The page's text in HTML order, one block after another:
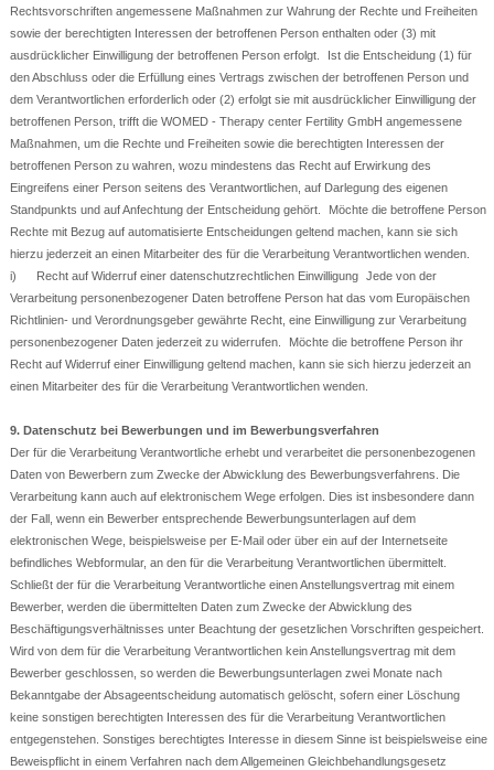
Rechtsvorschriften angemessene Maßnahmen zur Wahrung der Rechte und Freiheiten
sowie der berechtigten Interessen der betroffenen Person enthalten oder (3) mit
ausdrücklicher Einwilligung der betroffenen Person erfolgt. Ist die Entscheidung (1) für
den Abschluss oder die Erfüllung eines Vertrags zwischen der betroffenen Person und
dem Verantwortlichen erforderlich oder (2) erfolgt sie mit ausdrücklicher Einwilligung der
betroffenen Person, trifft die WOMED - Therapy center Fertility GmbH angemessene
Maßnahmen, um die Rechte und Freiheiten sowie die berechtigten Interessen der
betroffenen Person zu wahren, wozu mindestens das Recht auf Erwirkung des
Eingreifens einer Person seitens des Verantwortlichen, auf Darlegung des eigenen
Standpunkts und auf Anfechtung der Entscheidung gehört. Möchte die betroffene Person
Rechte mit Bezug auf automatisierte Entscheidungen geltend machen, kann sie sich
hierzu jederzeit an einen Mitarbeiter des für die Verarbeitung Verantwortlichen wenden.
i) Recht auf Widerruf einer datenschutzrechtlichen Einwilligung Jede von der
Verarbeitung personenbezogener Daten betroffene Person hat das vom Europäischen
Richtlinien- und Verordnungsgeber gewährte Recht, eine Einwilligung zur Verarbeitung
personenbezogener Daten jederzeit zu widerrufen. Möchte die betroffene Person ihr
Recht auf Widerruf einer Einwilligung geltend machen, kann sie sich hierzu jederzeit an
einen Mitarbeiter des für die Verarbeitung Verantwortlichen wenden.
9. Datenschutz bei Bewerbungen und im Bewerbungsverfahren
Der für die Verarbeitung Verantwortliche erhebt und verarbeitet die personenbezogenen
Daten von Bewerbern zum Zwecke der Abwicklung des Bewerbungsverfahrens. Die
Verarbeitung kann auch auf elektronischem Wege erfolgen. Dies ist insbesondere dann
der Fall, wenn ein Bewerber entsprechende Bewerbungsunterlagen auf dem
elektronischen Wege, beispielsweise per E-Mail oder über ein auf der Internetseite
befindliches Webformular, an den für die Verarbeitung Verantwortlichen übermittelt.
Schließt der für die Verarbeitung Verantwortliche einen Anstellungsvertrag mit einem
Bewerber, werden die übermittelten Daten zum Zwecke der Abwicklung des
Beschäftigungsverhältnisses unter Beachtung der gesetzlichen Vorschriften gespeichert.
Wird von dem für die Verarbeitung Verantwortlichen kein Anstellungsvertrag mit dem
Bewerber geschlossen, so werden die Bewerbungsunterlagen zwei Monate nach
Bekanntgabe der Absageentscheidung automatisch gelöscht, sofern einer Löschung
keine sonstigen berechtigten Interessen des für die Verarbeitung Verantwortlichen
entgegenstehen. Sonstiges berechtigtes Interesse in diesem Sinne ist beispielsweise eine
Beweispflicht in einem Verfahren nach dem Allgemeinen Gleichbehandlungsgesetz